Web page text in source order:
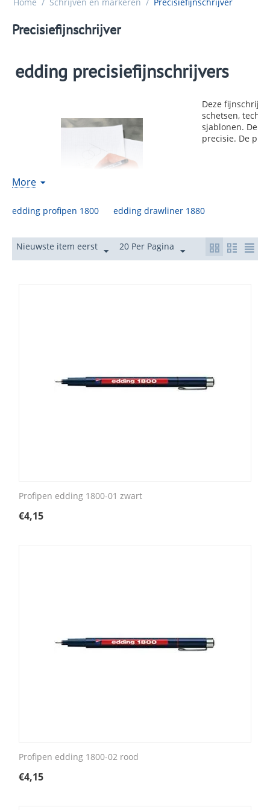
Precisiefijnschrijver
edding precisiefijnschrijvers
Deze
schetsen,
sjablonen. De
precisie. De
inkt
More
edding profipen 1800 edding drawliner 1880
Nieuwste item eerst 20 Per Pagina
Profipen edding 1800-01 zwart
€4,15
Profipen edding 1800-02 rood
€4,15